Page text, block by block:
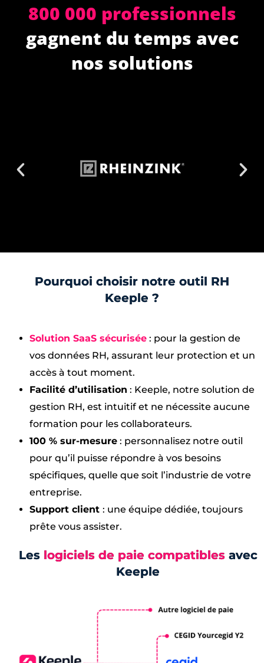
800 000 professionnels
gagnent du temps avec
nos solutions
Pourquoi choisir notre outil RH
Keeple ?
Solution SaaS sécurisée : pour la gestion de
vos données RH, assurant leur protection et un
accès à tout moment.
Facilité d’utilisation : Keeple, notre solution de
gestion RH, est intuitif et ne nécessite aucune
formation pour les collaborateurs.
100 % sur-mesure : personnalisez notre outil
pour qu’il puisse répondre à vos besoins
spécifiques, quelle que soit l’industrie de votre
entreprise.
Support client : une équipe dédiée, toujours
prête vous assister.
Les logiciels de paie compatiblesavec
Keeple